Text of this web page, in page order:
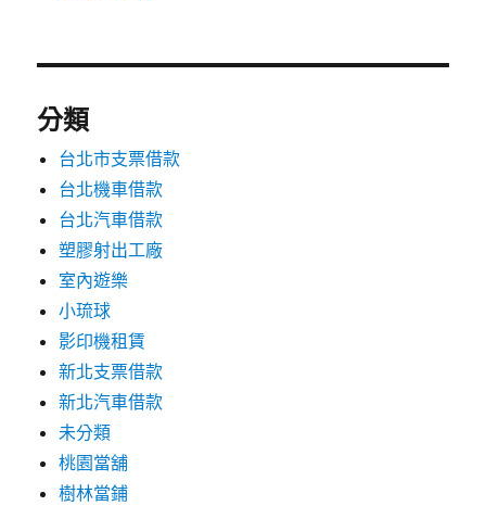
分類
台北市支票借款
台北機車借款
台北汽車借款
塑膠射出工廠
室內遊樂
小琉球
影印機租賃
新北支票借款
新北汽車借款
未分類
桃園當舖
樹林當鋪